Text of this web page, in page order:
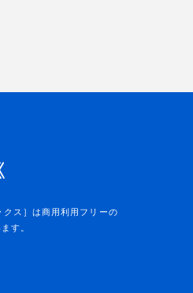
ス］は商用利用フリーの
す。